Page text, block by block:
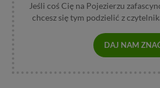
Jeśli coś Cię na Pojezierzu
chcesz się tym podzielić z
DAJ NAM